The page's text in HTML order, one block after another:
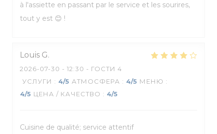
à l'assiette en passant par le service et les sourires,
tout y est 😊 !
Louis G
2026-07-30 - 12:30 - ГОСТИ 4
УСЛУГИ : 4/5 АТМОСФЕРА : 4/5 МЕНЮ :
4/5 ЦЕНА / КАЧЕСТВО : 4/5
Cuisine de qualité; service attentif